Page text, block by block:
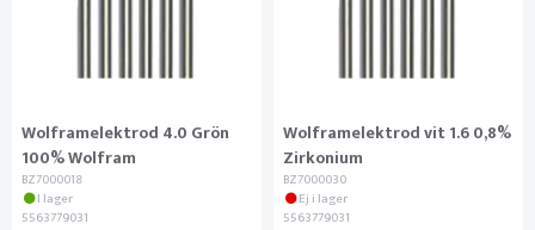
Wolframelektrod 4.0 Grön
100% Wolfram
BZ7000018
I lager
5563779031
Wolframelektrod vit 1.6 0,8%
Zirkonium
BZ7000030
Ej i lager
5563779031